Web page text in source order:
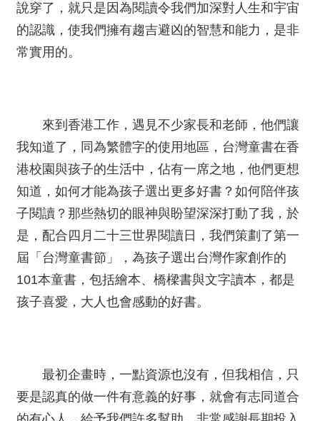
們
網
說穿了，就只是因為閱讀令我們加深對人生和宇宙
的認識，使我們擁有趨吉避凶的智慧和能力，是非
常實用的。
來到香港工作，遇見不少家長和老師，他們讓
我知道了，同為繁體字的使用地區，台灣童書在香
港校園與孩子的生活中，佔有一席之地，他們更想
知道，如何才能為孩子選出更多好書？如何陪伴孩
子閱讀？那些熱切的眼神與盼望深深打動了我，於
是，配合四月二十三世界閱讀日，我們策劃了第一
屆「台灣童書節」，為孩子選出台灣作家創作的
101本童書，包括繪本、橋樑書與文字讀本，都是
孩子喜愛，大人也會感動的好書。
最初企畫時，一點資源也沒有，但我相信，只
要是認真的做一件有意義的好事，就會有志同道合